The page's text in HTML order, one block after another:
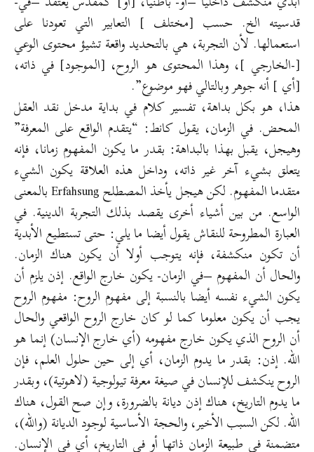
قدسيته الخ. حسب [مختلف ] التعابير التي تعودنا على
استعمالها. لأن التجربة، هي بالتحديد واقعة تشيؤ محتوى الوعي
[-الخارجي ]، وهذا المحتوى هو الروح، [الموجود] في ذاته،
[أي ] أنه جوهر وبالتالي فهو موضوع”.
هذا، هو بكل بداهة، تفسير كلام في بداية مدخل نقد العقل
المحض. في الزمان، يقول كانط: “يتقدم الواقع على المعرفة”
وهيجل، يقبل بهذا بالبداهة: بقدر ما يكون المفهوم زمانا، فإنه
يتعلق بشيء آخر غير ذاته، وداخل هذه العلاقة يكون الشيء
متقدما المفهوم. لكن هيجل يأخذ المصطلح Erfahsung بالمعنى
الواسع. من بين أشياء أخرى يقصد بذلك التجربة الدينية. في
العبارة المطروحة للنقاش يقول أيضا ما يلي: حتى تستطيع الأبدية
أن تكون منكشفة، فإنه يتوجب أولا أن يكون هناك الزمان.
والحال أن المفهوم –في الزمان- يكون خارج الواقع. إذن يلزم أن
يكون الشيء نفسه أيضا بالنسبة إلى مفهوم الروح: مفهوم الروح
يجب أن يكون معلوما كما لو كان خارج الروح الواقعي والحال
أن الروح الذي يكون خارج مفهومه (أي خارج الإنسان) إنما هو
الله. إذن: بقدر ما يدوم الزمان، أي إلى حين حلول العلم، فإن
الروح ينكشف للإنسان في صيغة معرفة تيولوجية (لاهوتية)، وبقدر
ما يدوم التاريخ، هناك إذن ديانة بالضرورة، وإن صح القول، هناك
الله. لكن السبب الأخير، والحجة الأساسية لوجود الديانة (والله)،
متضمنة في طبيعة الزمان ذاتها أو في التاريخ، أي في الإنسان.